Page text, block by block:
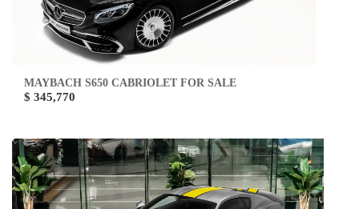
MAYBACH S650 CABRIOLET FOR SALE
$ 345,770